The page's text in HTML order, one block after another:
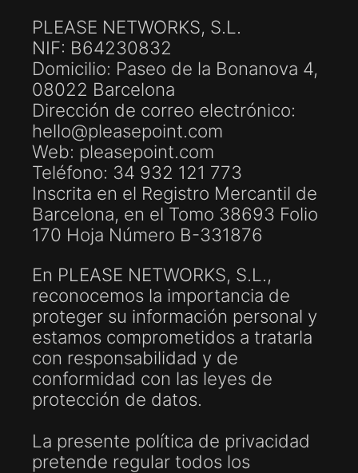
PLEASE NETWORKS, S.L.
NIF: B64230832
Domicilio: Paseo de la Bonanova 4,
08022 Barcelona
Dirección de correo electrónico:
hello@pleasepoint.com
Web: pleasepoint.com
Teléfono: 34 932 121 773
Inscrita en el Registro Mercantil de
Barcelona, en el Tomo 38693 Folio
170 Hoja Número B-331876
En PLEASE NETWORKS, S.L.,
reconocemos la importancia de
proteger su información personal y
estamos comprometidos a tratarla
con responsabilidad y de
conformidad con las leyes de
protección de datos.
La presente política de privacidad
pretende regular todos los